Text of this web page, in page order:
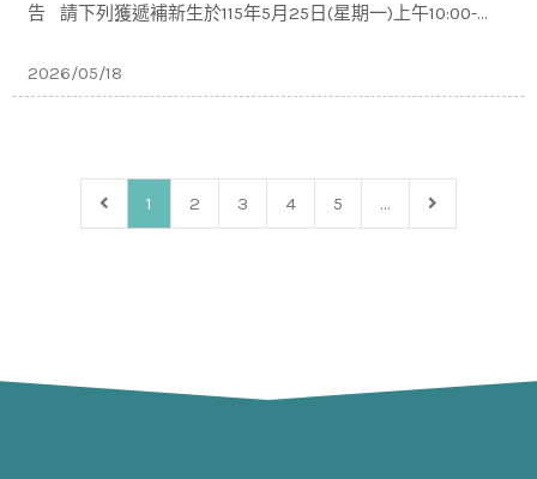
告 請下列獲遞補新⽣於115年5⽉25⽇(星期一)上午10:00-
2026/05/18
1 2 3 4 5 ...